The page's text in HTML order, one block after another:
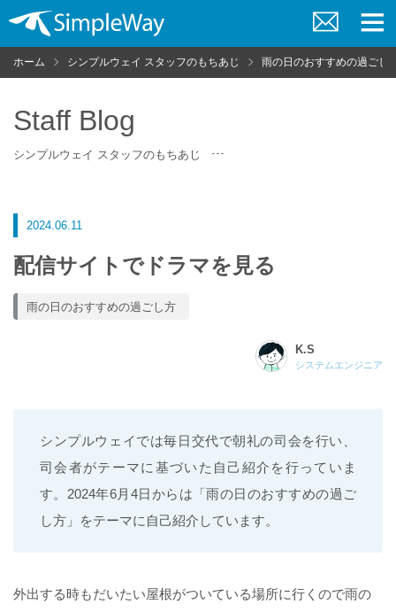
問
い
ニ
ュ
ホーム シンプルウェイ スタッフのもちあじ 雨の日のおすすめの過ごし
Staff Blog
シンプルウェイ スタッフのもちあじ
2024.06.11
配信サイトでドラマを見る
雨の日のおすすめの過ごし方
K.S
システムエンジニア
シンプルウェイでは毎日交代で朝礼の司会を行い、
司会者がテーマに基づいた自己紹介を行っていま
す。2024年6月4日からは「雨の日のおすすめの過ご
し方」をテーマに自己紹介しています。
外出する時もだいたい屋根がついている場所に行くので雨の